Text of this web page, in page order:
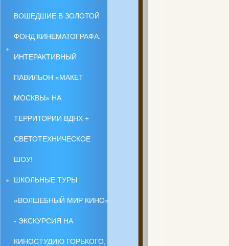
ВОШЕДШИЕ В ЗОЛОТОЙ
ФОНД КИНЕМАТОГРАФА.
ИНТЕРАКТИВНЫЙ
ПАВИЛЬОН «МАКЕТ
МОСКВЫ» НА
ТЕРРИТОРИИ ВДНХ +
СВЕТОТЕХНИЧЕСКОЕ
ШОУ!
ШКОЛЬНЫЕ ТУРЫ
«ВОЛШЕБНЫЙ МИР КИНО»
- ЭКСКУРСИЯ НА
КИНОСТУДИЮ ГОРЬКОГО,